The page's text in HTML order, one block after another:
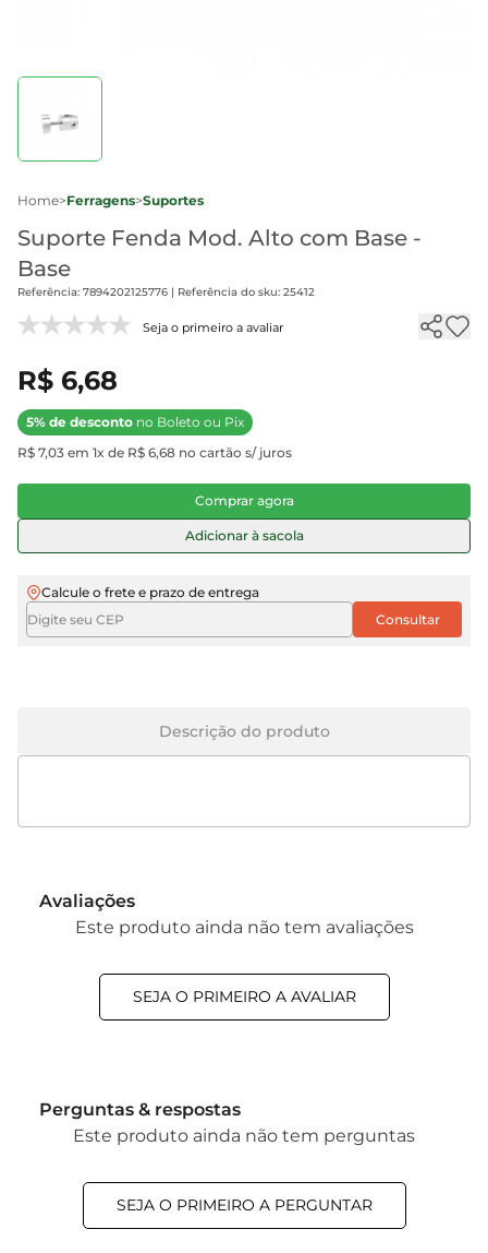
Home>Ferragens>Suportes
Suporte Fenda Mod. Alto com Base -
Base
Referência: 7894202125776 | Referência do sku: 25412
Seja o primeiro a avaliar
R$ 6,68
5% de desconto no Boleto ou Pix
R$ 7,03 em 1x de R$ 6,68 no cartão s/ juros
Comprar agora
Adicionar à sacola
Calcule o frete e prazo de entrega
Descrição do produto
Avaliações
Este produto ainda não tem avaliações
SEJA O PRIMEIRO A AVALIAR
Perguntas & respostas
Este produto ainda não tem perguntas
SEJA O PRIMEIRO A PERGUNTAR